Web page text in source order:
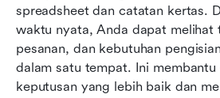
spreadsheet dan catatan kertas.
waktu nyata, Anda dapat melihat
pesanan, dan kebutuhan
dalam satu tempat. Ini
keputusan yang lebih baik dan